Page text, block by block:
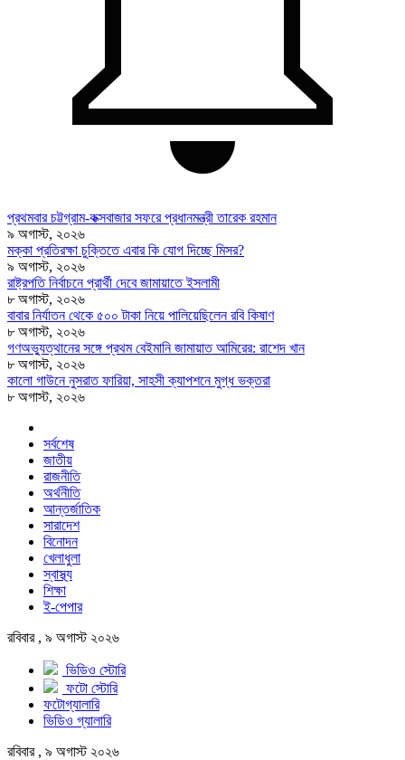
প্রথমবার চট্টগ্রাম-কক্সবাজার সফরে প্রধানমন্ত্রী তারেক রহমান
৯ অগাস্ট, ২০২৬
মক্কা প্রতিরক্ষা চুক্তিতে এবার কি যোগ দিচ্ছে মিসর?
৯ অগাস্ট, ২০২৬
রাষ্ট্রপতি নির্বাচনে প্রার্থী দেবে জামায়াতে ইসলামী
৮ অগাস্ট, ২০২৬
বাবার নির্যাতন থেকে ৫০০ টাকা নিয়ে পালিয়েছিলেন রবি কিষাণ
৮ অগাস্ট, ২০২৬
গণঅভ্যুত্থানের সঙ্গে প্রথম বেইমানি জামায়াত আমিরের: রাশেদ খান
৮ অগাস্ট, ২০২৬
কালো গাউনে নুসরাত ফারিয়া, সাহসী ক্যাপশনে মুগ্ধ ভক্তরা
৮ অগাস্ট, ২০২৬
সর্বশেষ
জাতীয়
রাজনীতি
অর্থনীতি
আন্তর্জাতিক
সারাদেশ
বিনোদন
খেলাধুলা
স্বাস্থ্য
শিক্ষা
ই-পেপার
রবিবার , ৯ অগাস্ট ২০২৬
ভিডিও স্টোরি
ফটো স্টোরি
ফটোগ্যালারি
ভিডিও গ্যালারি
রবিবার , ৯ অগাস্ট ২০২৬